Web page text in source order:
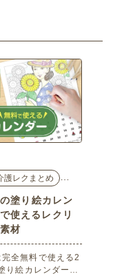
護レクまとめ
塗り絵カレン
使えるレクリ
材
全無料で使える2
り絵カレンダーを